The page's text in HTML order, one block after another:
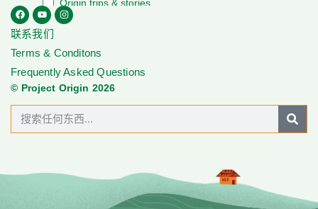
联系我们
Terms & Conditons
Frequently Asked Questions
© Project Origin 2026